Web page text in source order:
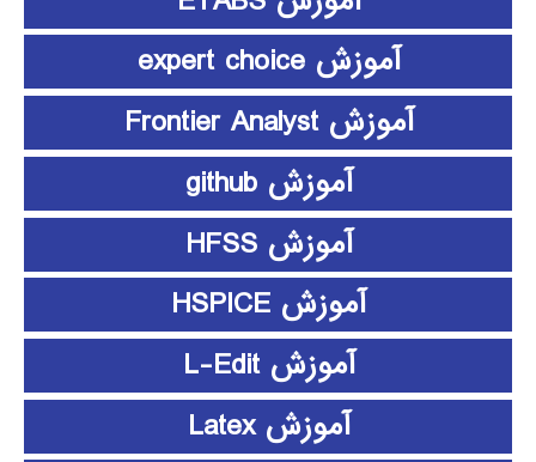
آموزش expert choice
آموزش Frontier Analyst
آموزش github
آموزش HFSS
آموزش HSPICE
آموزش L-Edit
آموزش Latex